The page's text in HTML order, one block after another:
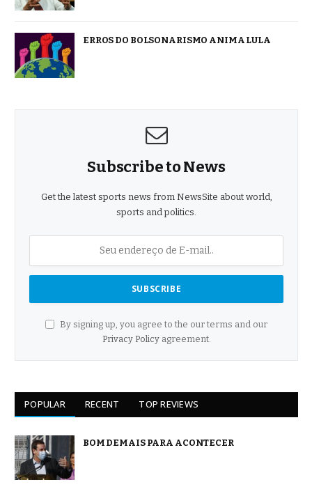
ERROS DO BOLSONARISMO ANIMA LULA
Subscribe to News
Get the latest sports news from NewsSite about world,
sports and politics.
By signing up, you agree to the our terms and our
Privacy Policyagreement.
POPULAR RECENT TOP REVIEWS
BOM DEMAIS PARA ACONTECER